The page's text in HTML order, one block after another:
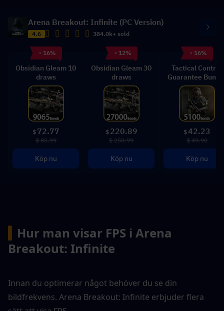
Arena Breakout: Infinite (PC Version)
4.6 384.0k+ sold
- 16%
Obsidian Gleam 10
draws
$ 72.77
$ 85.99
Köp nu
- 12%
Obsidian Gleam 30
draws
$ 220.89
$ 250.99
Köp nu
- 16%
Tactical Control
Guarantee
$42.23
$ 49.90
Köp nu
Hur man visar FPS i Arena
Breakout: Infinite
Innan du optimerar något behöver du se din
bildfrekvens. Arena Breakout: Infinite erbjuder flera